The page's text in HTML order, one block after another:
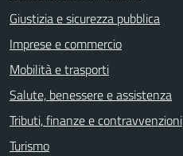
Giustizia e sicurezza pubblica
Imprese e commercio
Mobilità e trasporti
Salute, benessere e assistenza
Tributi, finanze e contravvenzioni
Turismo